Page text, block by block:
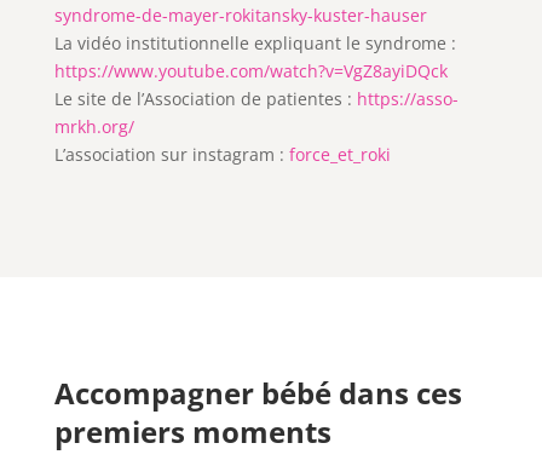
syndrome-de-mayer-rokitansky-kuster-hauser
La vidéo institutionnelle expliquant le syndrome :
https://www.youtube.com/watch?v=VgZ8ayiDQck
Le site de l’Association de patientes : https://asso-
mrkh.org/
L’association sur instagram : force_et_roki
Accompagner bébé dans ces
premiers moments